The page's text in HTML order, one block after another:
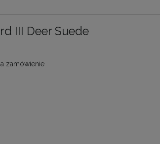
III Deer Suede
zamówienie